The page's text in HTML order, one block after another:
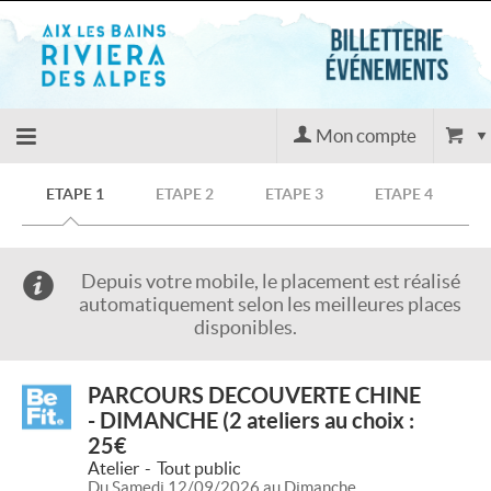
Accueil
billetterie
Mon compte
ETAPE 1 ETAPE 2 ETAPE 3 ETAPE 4
Depuis votre mobile, le placement est réalisé
automatiquement selon les meilleures places
disponibles.
PARCOURS DECOUVERTE CHINE
- DIMANCHE (2 ateliers au choix :
25€
Atelier Tout public
Du Samedi 12/09/2026 au Dimanche